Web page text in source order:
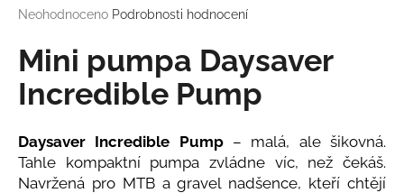
Průměrné
produktu
je
0,0
hvězdiček.
Neohodnoceno Podrobnosti hodnocení
Mini pumpa Daysaver
Incredible Pump
Daysaver Incredible Pump– malá, ale šikovná.
Tahle kompaktní pumpa zvládne víc, než čekáš.
Navržená pro MTB a gravel nadšence, kteří chtějí
a
j
í